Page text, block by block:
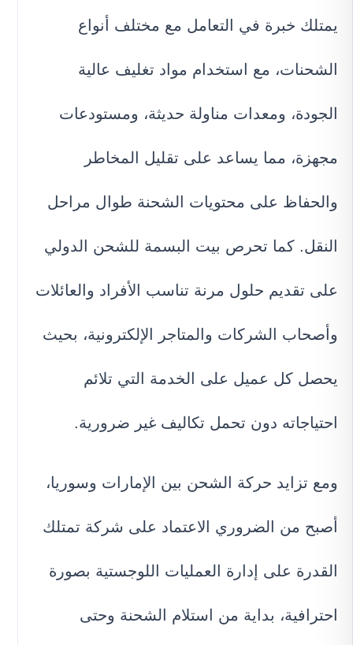
يمتلك خبرة في التعامل مع مختلف أنواع
الشحنات، مع استخدام مواد تغليف عالية
الجودة، ومعدات مناولة حديثة، ومستودعات
مجهزة، مما يساعد على تقليل المخاطر
والحفاظ على محتويات الشحنة طوال مراحل
النقل. كما تحرص بيت البسمة للشحن الدولي
على تقديم حلول مرنة تناسب الأفراد والعائلات
وأصحاب الشركات والمتاجر الإلكترونية، بحيث
يحصل كل عميل على الخدمة التي تلائم
احتياجاته دون تحمل تكاليف غير ضرورية.
ومع تزايد حركة الشحن بين الإمارات وسوريا،
أصبح من الضروري الاعتماد على شركة تمتلك
القدرة على إدارة العمليات اللوجستية بصورة
احترافية، بداية من استلام الشحنة وحتى